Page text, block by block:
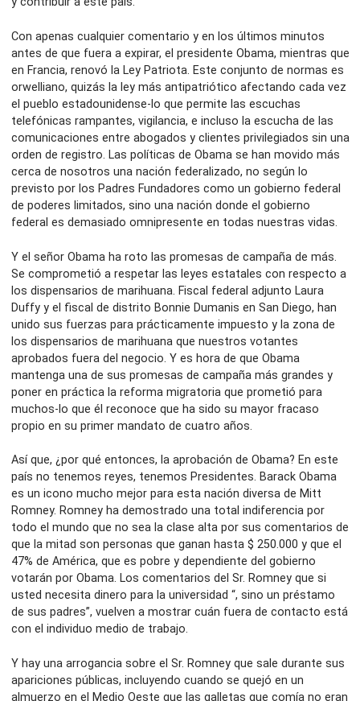
Con apenas cualquier comentario y en los últimos minutos
antes de que fuera a expirar, el presidente Obama, mientras que
en Francia, renovó la Ley Patriota. Este conjunto de normas es
orwelliano, quizás la ley más antipatriótico afectando cada vez
el pueblo estadounidense-lo que permite las escuchas
telefónicas rampantes, vigilancia, e incluso la escucha de las
comunicaciones entre abogados y clientes privilegiados sin una
orden de registro. Las políticas de Obama se han movido más
cerca de nosotros una nación federalizado, no según lo
previsto por los Padres Fundadores como un gobierno federal
de poderes limitados, sino una nación donde el gobierno
federal es demasiado omnipresente en todas nuestras vidas.
Y el señor Obama ha roto las promesas de campaña de más.
Se comprometió a respetar las leyes estatales con respecto a
los dispensarios de marihuana. Fiscal federal adjunto Laura
Duffy y el fiscal de distrito Bonnie Dumanis en San Diego, han
unido sus fuerzas para prácticamente impuesto y la zona de
los dispensarios de marihuana que nuestros votantes
aprobados fuera del negocio. Y es hora de que Obama
mantenga una de sus promesas de campaña más grandes y
poner en práctica la reforma migratoria que prometió para
muchos-lo que él reconoce que ha sido su mayor fracaso
propio en su primer mandato de cuatro años.
Así que, ¿por qué entonces, la aprobación de Obama? En este
país no tenemos reyes, tenemos Presidentes. Barack Obama
es un icono mucho mejor para esta nación diversa de Mitt
Romney. Romney ha demostrado una total indiferencia por
todo el mundo que no sea la clase alta por sus comentarios de
que la mitad son personas que ganan hasta $ 250.000 y que el
47% de América, que es pobre y dependiente del gobierno
votarán por Obama. Los comentarios del Sr. Romney que si
usted necesita dinero para la universidad “, sino un préstamo
de sus padres”, vuelven a mostrar cuán fuera de contacto está
con el individuo medio de trabajo.
Y hay una arrogancia sobre el Sr. Romney que sale durante sus
apariciones públicas, incluyendo cuando se quejó en un
almuerzo en el Medio Oeste que las galletas que comía no eran